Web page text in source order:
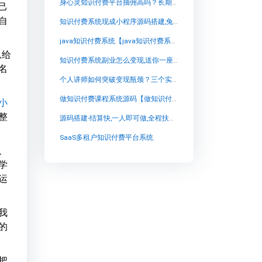
身心灵知识付费平台抽佣高吗？长期成本与私有化部署的选型思考
知识付费系统现成小程序源码搭建,兔知云课堂：开启个性化学习之旅
java知识付费系统【java知识付费系统知识付费系统系统怎么制作，知识付费系统搭建使用教程】
知识付费系统副业怎么变现,送你一座图书馆：兔知云课堂，领读大咖的智慧旅程
个人讲师如何突破变现瓶颈？三个实操步骤与一套系统方案
做知识付费课程系统源码【做知识付费课程系统源码知识付费系统系统怎么制作，知识付费系统搭建使用教程】
源码搭建-结算快,一人即可做,全程扶持,年利均231W【源码搭建-结算快,一人即可做,全程扶持,年利均231W知识付费系统系统怎么制作，知识付费系统搭建使用教程】
SaaS多租户知识付费平台系统